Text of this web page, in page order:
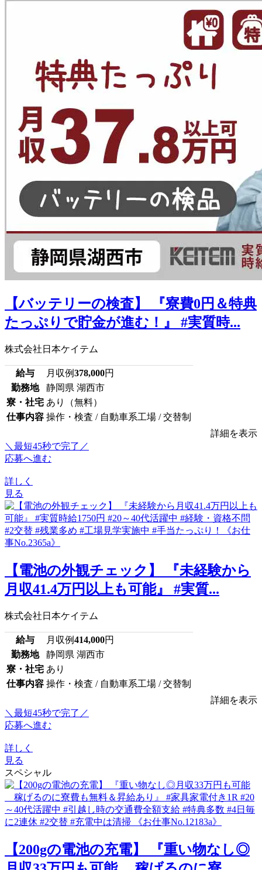
【バッテリーの検査】 『寮費0円＆特典
たっぷりで貯金が進む！』 #実質時...
株式会社日本ケイテム
給与 月収例378,000円
勤務地
静岡県 湖西市
寮・社宅 あり（無料）
仕事内容 操作・検査 / 自動車系工場 / 交替制
詳細を表示
＼最短45秒で完了／
応募へ進む
詳しく
見る
【電池の外観チェック】 『未経験から
月収41.4万円以上も可能』 #実質...
株式会社日本ケイテム
給与 月収例414,000円
勤務地
静岡県 湖西市
寮・社宅 あり
仕事内容 操作・検査 / 自動車系工場 / 交替制
詳細を表示
＼最短45秒で完了／
応募へ進む
詳しく
見る
スペシャル
【200gの電池の充電】 『重い物なし◎